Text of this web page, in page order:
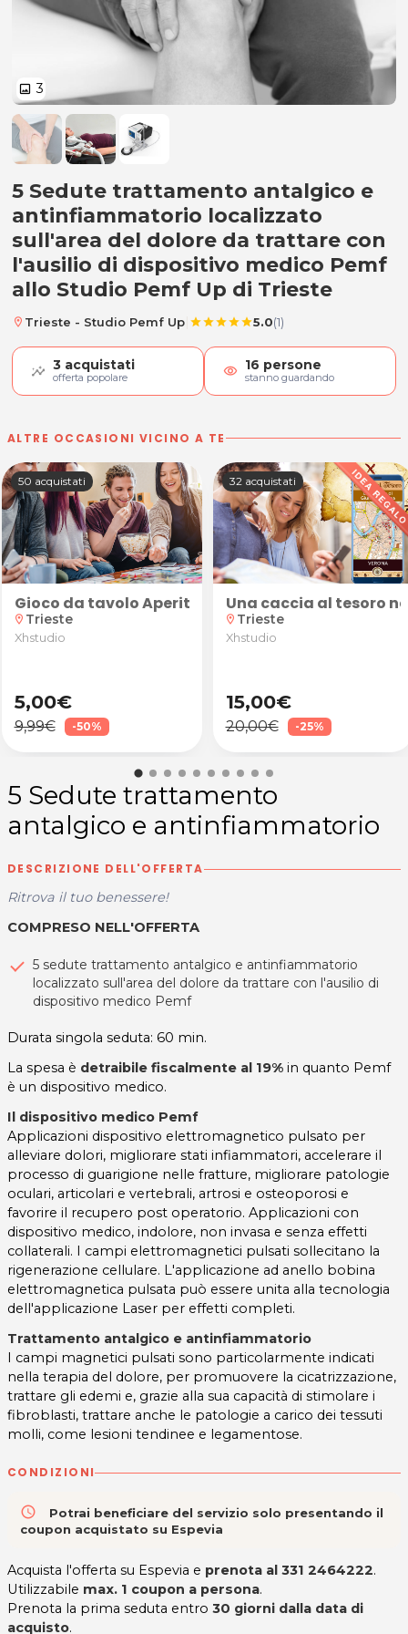
image 3
5 Sedute trattamento antalgico
5 Sedute trattamento antalgico e
antinfiammatorio localizzato
sull'area del dolore da trattare con
l'ausilio di dispositivo medico Pemf
allo Studio Pemf Up di Trieste
location_on Trieste - Studio Pemf Up starstarstarstarstar5.0(1)
3 acquistati
offerta popolare visibility 16 persone
stanno guardando
ALTRE OCCASIONI VICINO A TE
dalla riflessologia plantare per poi
e riflessologia plantare
50 acquistati
Gioco da tavolo Aperitivescape (print & play + 60
location_on Trieste
Xhstudio
5,00€
9,99€ -50%
32 acquistati
Una caccia al tesoro
location_on Trieste
Xhstudio
15,00€
20,00€ -25%
5 Sedute trattamento
antalgico e antinfiammatorio
DESCRIZIONE DELL'OFFERTA
Ritrova il tuo benessere!
COMPRESO NELL'OFFERTA
5 sedute trattamento antalgico e antinfiammatorio
localizzato sull'area del dolore da trattare con l'ausilio di
dispositivo medico Pemf
Durata singola seduta: 60 min.
La spesa è detraibile fiscalmente al 19% in quanto Pemf
è un dispositivo medico.
Il dispositivo medico Pemf
Applicazioni dispositivo elettromagnetico pulsato per
alleviare dolori, migliorare stati infiammatori, accelerare il
processo di guarigione nelle fratture, migliorare patologie
oculari, articolari e vertebrali, artrosi e osteoporosi e
favorire il recupero post operatorio. Applicazioni con
dispositivo medico, indolore, non invasa e senza effetti
collaterali. I campi elettromagnetici pulsati sollecitano la
rigenerazione cellulare. L'applicazione ad anello bobina
elettromagnetica pulsata può essere unita alla tecnologia
dell'applicazione Laser per effetti completi.
Trattamento antalgico e antinfiammatorio
I campi magnetici pulsati sono particolarmente indicati
nella terapia del dolore, per promuovere la cicatrizzazione,
trattare gli edemi e, grazie alla sua capacità di stimolare i
fibroblasti, trattare anche le patologie a carico dei tessuti
molli, come lesioni tendinee e legamentose.
CONDIZIONI
access_time
Potrai beneficiare del servizio solo presentando il
coupon acquistato su Espevia
Acquista l'offerta su Espevia e prenota al 331 2464222.
Utilizzabile max. 1 coupon a persona.
Prenota la prima seduta entro 30 giorni dalla data di
acquisto.